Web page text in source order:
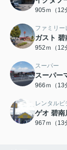
905ｍ（12
ファミリー
ガスト 碧
952ｍ（12
スーパー
スーパー
966ｍ（13
レンタルビ
ゲオ 碧南
967ｍ（13